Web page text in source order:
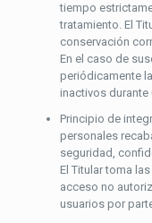
tiempo
tratamiento. El
conservación
En el caso de
periódicamente
inactivos
Principio de
personales
seguridad,
El Titular toma
acceso no
usuarios por